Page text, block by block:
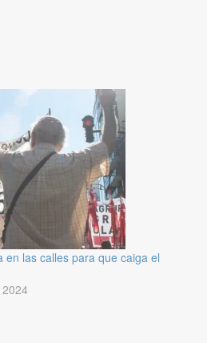
en las calles para que caiga el